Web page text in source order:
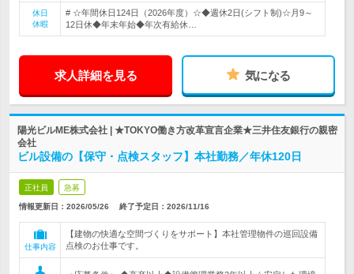
休日
休暇
# ☆年間休日124日（2026年度）☆◆週休2日(シフト制)☆月9～
12日休◆年末年始◆年次有給休…
求人詳細を見る 気になる
陽光ビルME株式会社 | ★TOKYO働き方改革宣言企業★三井住友銀行の親密
会社
ビル設備の【保守・点検スタッフ】本社勤務／年休120日
正社員 急募
情報更新日：2026/05/26 終了予定日： 2026/11/16
仕事内容
【建物の快適な空間づくりをサポート】本社管理物件の巡回設備
点検のお仕事です。